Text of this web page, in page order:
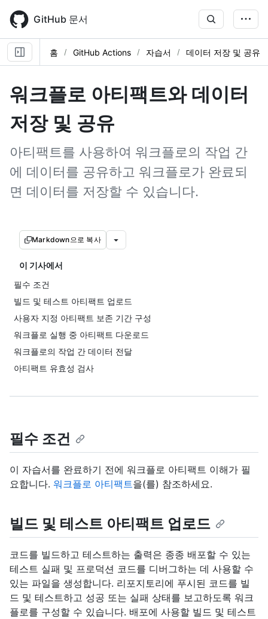
main
content
GitHub 문서
홈 GitHub Actions 자습서 데이터 저장 및 공유
워크플로 아티팩트와 데이터
저장 및 공유
아티팩트를 사용하여 워크플로의 작업 간
에 데이터를 공유하고 워크플로가 완료되
면 데이터를 저장할 수 있습니다.
Markdown으로 복사
이 기사에서
필수 조건
빌드 및 테스트 아티팩트 업로드
사용자 지정 아티팩트 보존 기간 구성
워크플로 실행 중 아티팩트 다운로드
워크플로의 작업 간 데이터 전달
아티팩트 유효성 검사
필수 조건
이 자습서를 완료하기 전에 워크플로 아티팩트 이해가 필
요합니다. 워크플로 아티팩트을(를) 참조하세요.
빌드 및 테스트 아티팩트 업로드
코드를 빌드하고 테스트하는 출력은 종종 배포할 수 있는
테스트 실패 및 프로덕션 코드를 디버그하는 데 사용할 수
있는 파일을 생성합니다. 리포지토리에 푸시된 코드를 빌
드 및 테스트하고 성공 또는 실패 상태를 보고하도록 워크
플로를 구성할 수 있습니다. 배포에 사용할 빌드 및 테스트